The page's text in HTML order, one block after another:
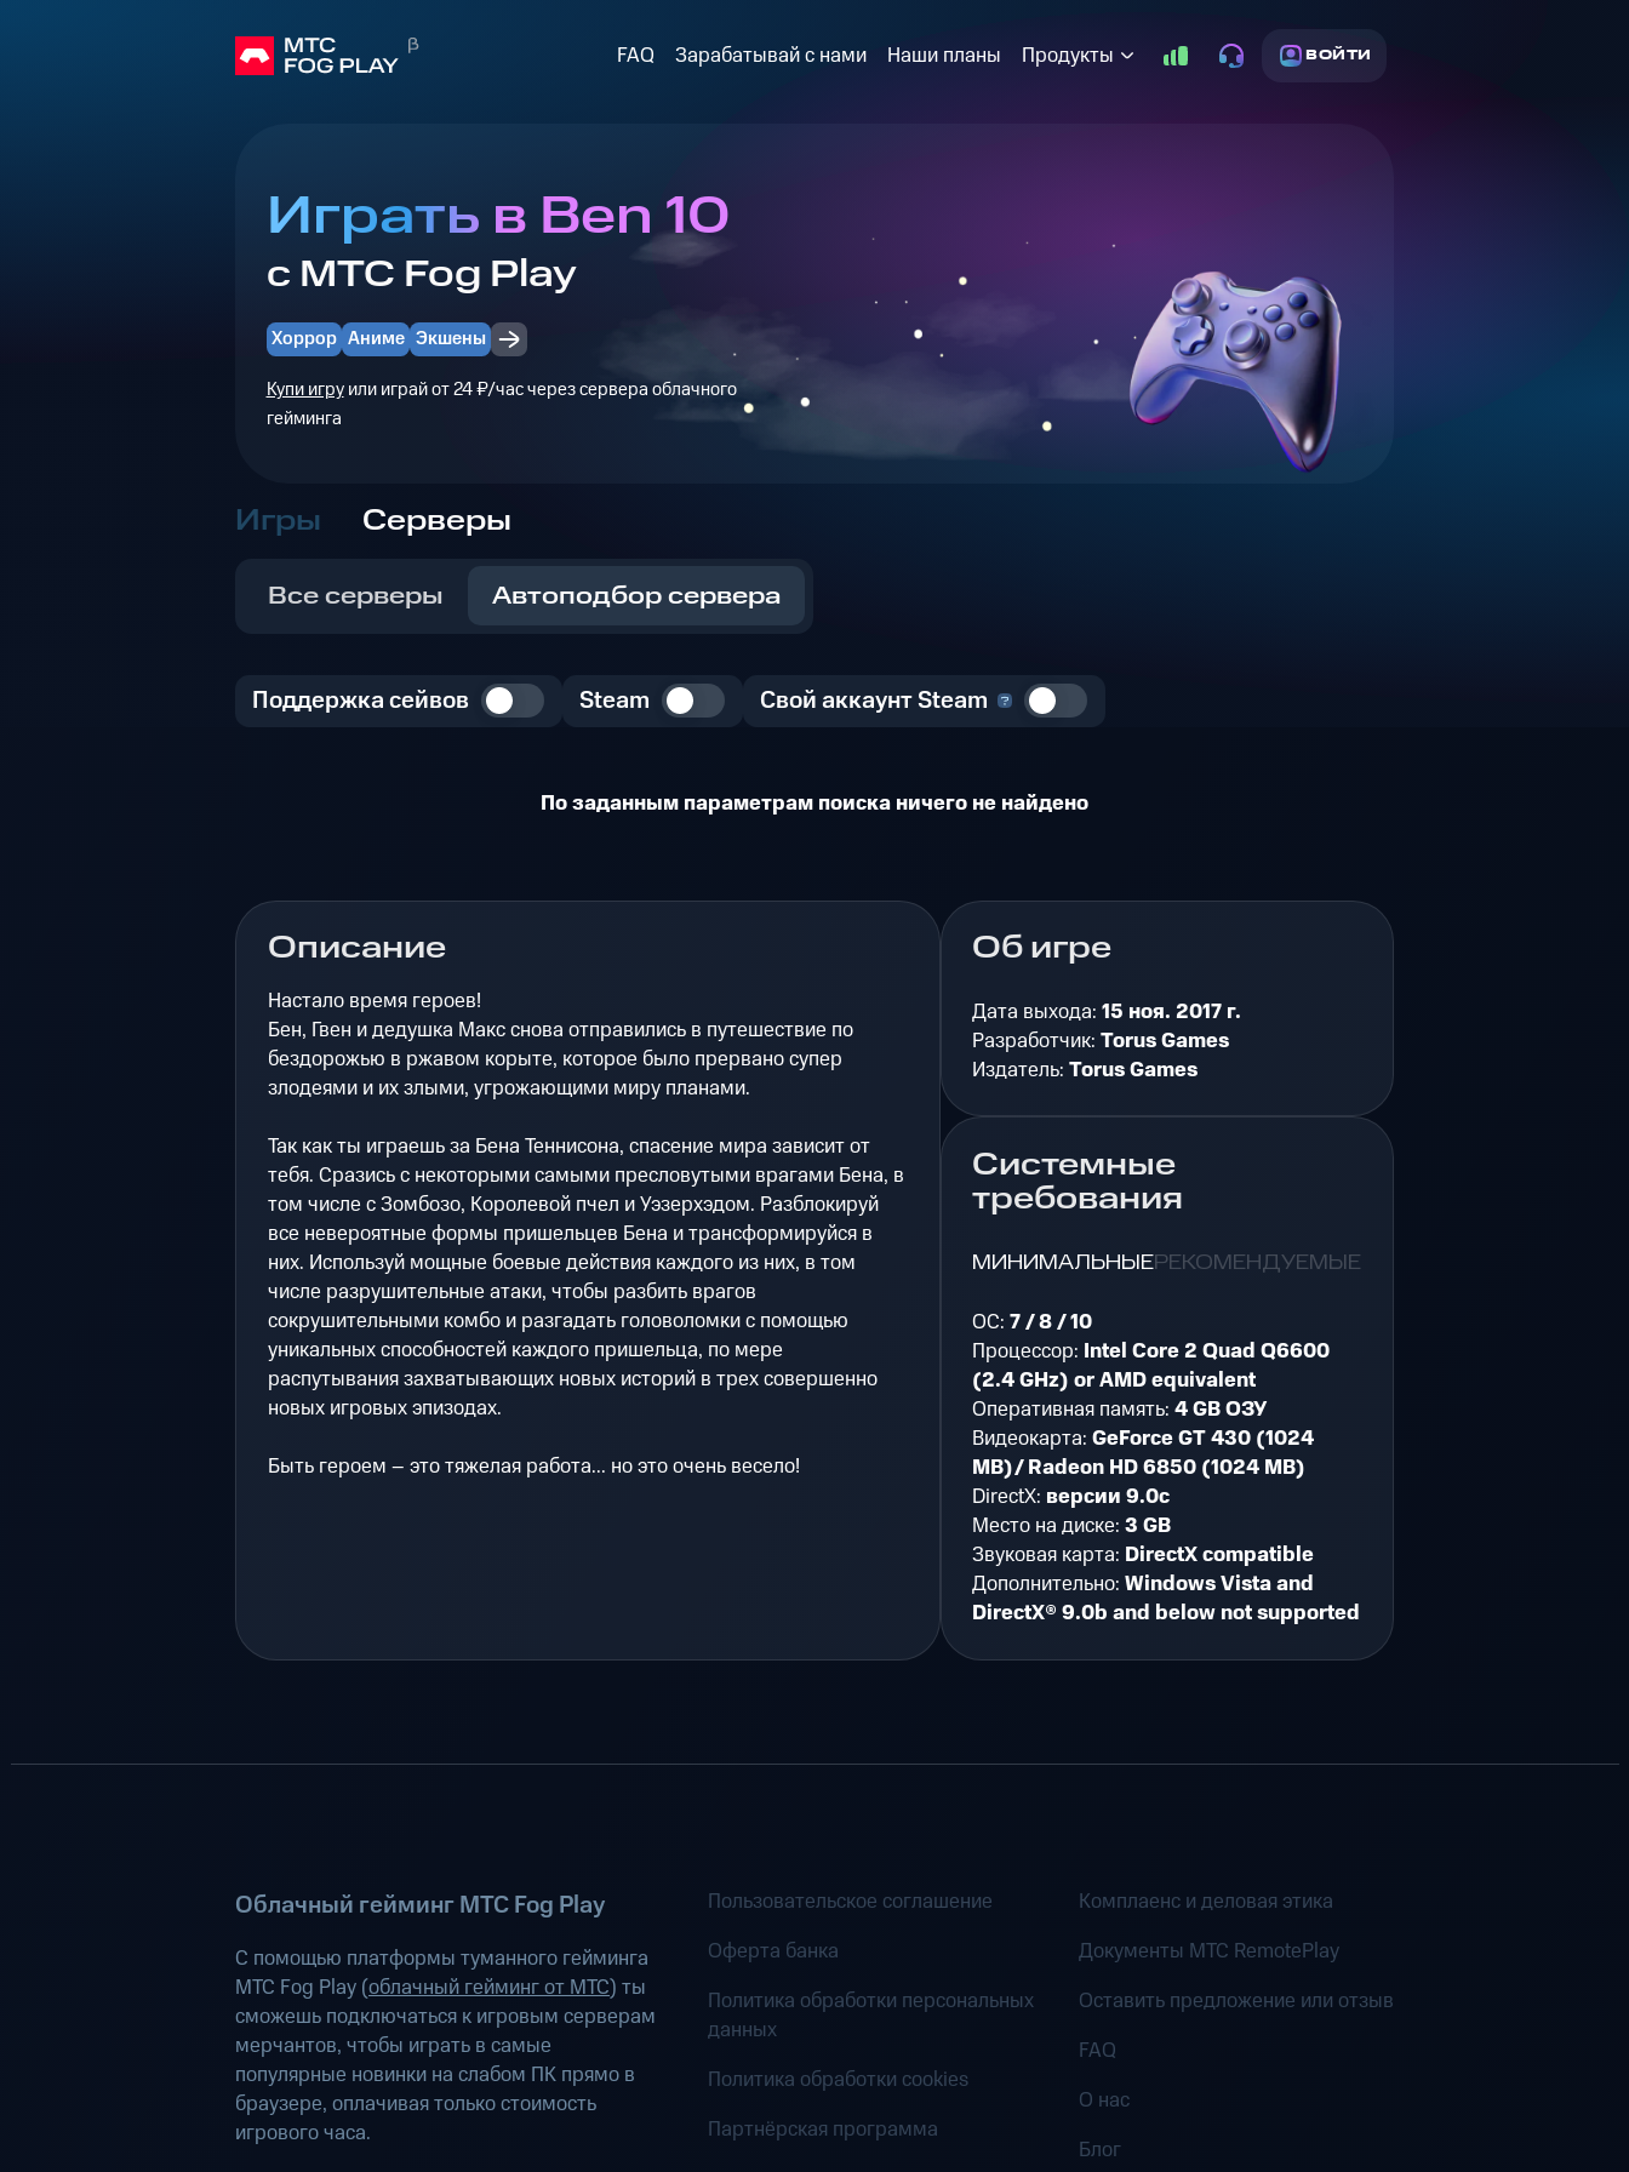
FAQ Зарабатывай с нами Наши планы Продукты ВОЙТИ
Играть в Ben 10
с МТС Fog Play
Хоррор Аниме Экшены
Купи игруили играй от 24 ₽/час через сервера облачного
гейминга
Игры Серверы
Все серверы Автоподбор сервера
Поддержка сейвов Steam Свой аккаунт Steam
По заданным параметрам поиска ничего не найдено
Описание
Настало время героев!
Бен, Гвен и дедушка Макс снова отправились в путешествие по
бездорожью в ржавом корыте, которое было прервано супер
злодеями и их злыми, угрожающими миру планами.
Так как ты играешь за Бена Теннисона, спасение мира зависит от
тебя. Сразись с некоторыми самыми пресловутыми врагами Бена, в
том числе с Зомбозо, Королевой пчел и Уэзерхэдом. Разблокируй
все невероятные формы пришельцев Бена и трансформируйся в
них. Используй мощные боевые действия каждого из них, в том
числе разрушительные атаки, чтобы разбить врагов
сокрушительными комбо и разгадать головоломки с помощью
уникальных способностей каждого пришельца, по мере
распутывания захватывающих новых историй в трех совершенно
новых игровых эпизодах.
Быть героем – это тяжелая работа... но это очень весело!
Об игре
Дата выхода:15 ноя. 2017 г.
Разработчик:Torus Games
Издатель:Torus Games
Системные
требования
МИНИМАЛЬНЫЕРЕКОМЕНДУЕМЫЕ
ОС:7 / 8 / 10
Процессор: Intel Core 2 Quad Q6600
(2.4 GHz) or AMD equivalent
Оперативная память:4 GB ОЗУ
Видеокарта:GeForce GT 430 (1024
MB)/ Radeon HD 6850 (1024 MB)
DirectX: версии 9.0c
Место на диске:3 GB
Звуковая карта: DirectX compatible
Дополнительно:Windows Vista and
DirectX® 9.0b and below not supported
Облачный гейминг МТС Fog Play
С помощью платформы туманного гейминга
МТС Fog Play (облачный гейминг от МТС) ты
сможешь подключаться к игровым серверам
мерчантов, чтобы играть в самые
популярные новинки на слабом ПК прямо в
браузере, оплачивая только стоимость
игрового часа.
Пользовательское соглашение
Оферта банка
Политика обработки персональных
данных
Политика обработки cookies
Партнёрская программа
Комплаенс и деловая этика
Документы MTC RemotePlay
Оставить предложение или отзыв
FAQ
О нас
Блог